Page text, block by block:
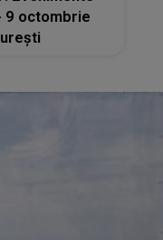
9 octombrie